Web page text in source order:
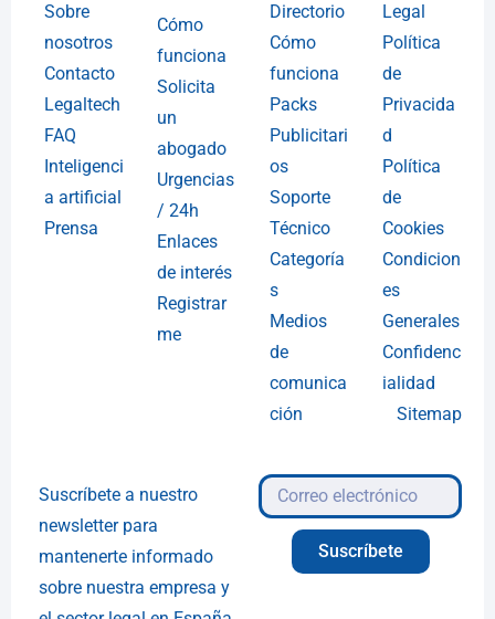
Sobre
nosotros
Contacto
Legaltech
FAQ
Inteligenci
a artificial
Prensa
Cómo
funciona
Solicita
un
abogado
Urgencias
/ 24h
Enlaces
de interés
Registrar
me
Directorio
Cómo
funciona
Packs
Publicitari
os
Soporte
Técnico
Categoría
s
Medios
de
comunica
ción
Legal
Política
de
Privacida
d
Política
de
Cookies
Condicion
es
Generales
Confidenc
ialidad
Sitemap
Suscríbete a nuestro
newsletter para
mantenerte informado
sobre nuestra empresa y
Suscríbete